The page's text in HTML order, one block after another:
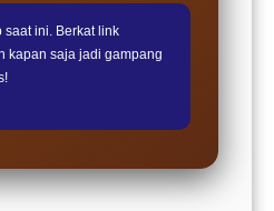
saat ini. Berkat link
kapan saja jadi gampang